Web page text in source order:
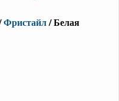
Фристайл/ Белая